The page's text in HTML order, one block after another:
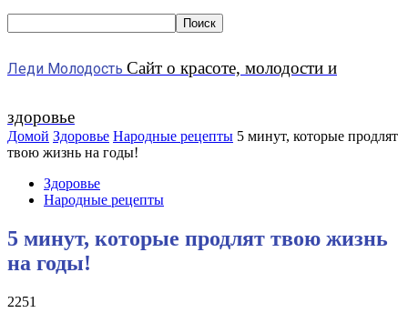
Леди Молодость Сайт о красоте, молодости и
здоровье
Домой Здоровье Народные рецепты 5 минут, которые продлят
твою жизнь на годы!
Здоровье
Народные рецепты
5 минут, которые продлят твою жизнь
на годы!
2251